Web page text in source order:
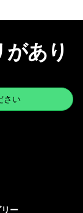
あり
さい
リー